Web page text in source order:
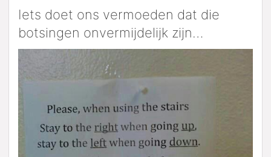
Iets doet ons vermoeden dat die
botsingen onvermijdelijk zijn…